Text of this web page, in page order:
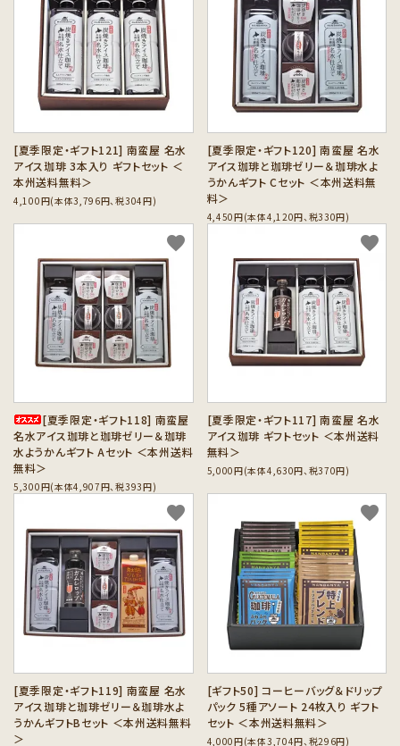
[夏季限定・ギフト121] 南蛮屋 名水
アイス珈琲 3本入り ギフトセット ＜
本州送料無料＞
4,100円(本体3,796円、税304円)
[夏季限定・ギフト120] 南蛮屋 名水
アイス珈琲と珈琲ゼリー＆珈琲水よ
うかんギフト Cセット ＜本州送料無
料＞
4,450円(本体4,120円、税330円)
[夏季限定・ギフト118] 南蛮屋
名水アイス珈琲と珈琲ゼリー＆珈琲
水ようかんギフト Aセット ＜本州送料
無料＞
5,300円(本体4,907円、税393円)
favorite
[夏季限定・ギフト117] 南蛮屋 名水
アイス珈琲 ギフトセット ＜本州送料
無料＞
5,000円(本体4,630円、税370円)
favorite
[夏季限定・ギフト119] 南蛮屋 名水
アイス珈琲と珈琲ゼリー＆珈琲水よ
うかんギフトBセット ＜本州送料無料
＞
favorite
[ギフト50] コーヒーバッグ＆ドリップ
パック 5種アソート 24枚入り ギフト
セット ＜本州送料無料＞
4,000円(本体3,704円、税296円)
favorite